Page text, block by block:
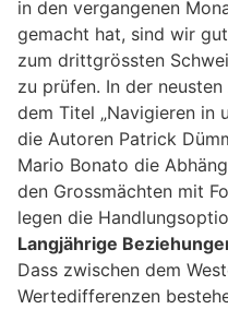
in den vergangenen
gemacht hat, sind wir
zum drittgrössten
zu prüfen. In der
dem Titel „Navigieren in
die Autoren Patrick
Mario Bonato die
den Grossmächten mit
legen die
Langjährige
Dass zwischen dem
Wertedifferenzen